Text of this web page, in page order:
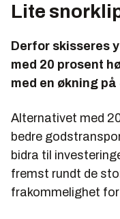
Lite
Derfor skisseres
med 20 prosent
med en økning
Alternativet med
bedre
bidra til
fremst rundt de
frakommelighet